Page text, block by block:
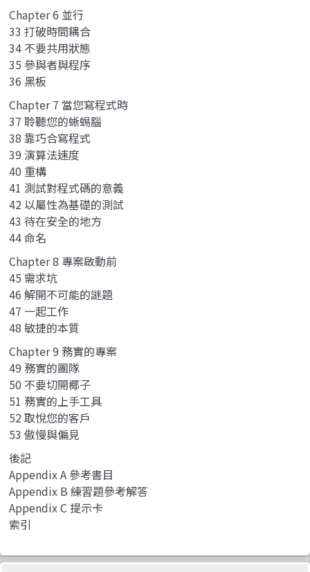
Chapter 6 並行
33 打破時間耦合
34 不要共用狀態
35 參與者與程序
36 黑板
Chapter 7 當您寫程式時
37 聆聽您的蜥蜴腦
38 靠巧合寫程式
39 演算法速度
40 重構
41 測試對程式碼的意義
42 以屬性為基礎的測試
43 待在安全的地方
44 命名
Chapter 8 專案啟動前
45 需求坑
46 解開不可能的謎題
47 一起工作
48 敏捷的本質
Chapter 9 務實的專案
49 務實的團隊
50 不要切開椰子
51 務實的上手工具
52 取悅您的客戶
53 傲慢與偏見
後記
Appendix A 參考書目
Appendix B 練習題參考解答
Appendix C 提示卡
索引